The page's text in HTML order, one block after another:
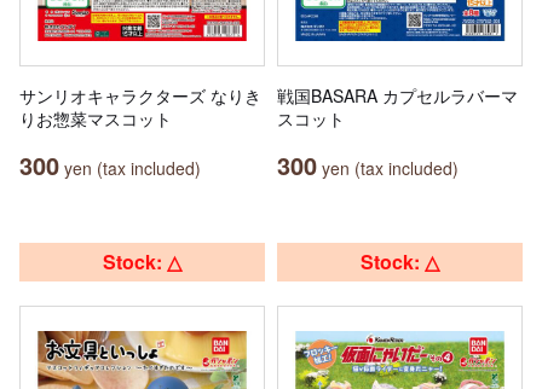
サンリオキャラクターズ なりき
りお惣菜マスコット
300 yen (tax included)
戦国BASARA カプセルラバーマ
スコット
300 yen (tax included)
Stock: △ Stock: △